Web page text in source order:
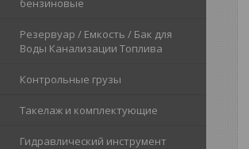
бензиновые
Резервуар / Емкость / Бак для
Воды Канализации Топлива
Контрольные грузы
Такелаж и комплектующие
Гидравлический инструмент